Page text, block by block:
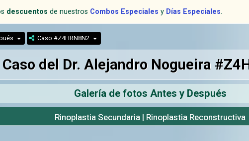
descuentos de nuestros Combos Especiales y Días Especiales.
Caso #Z4HRN8N2
Caso del Dr. Alejandro Nogueira
Galería de fotos Antes y Después
Rinoplastia Secundaria | Rinoplastia Reconstructiva